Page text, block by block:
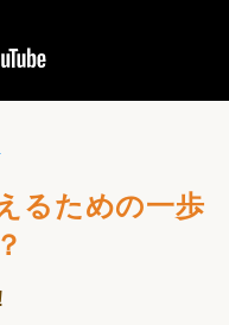
るための一歩